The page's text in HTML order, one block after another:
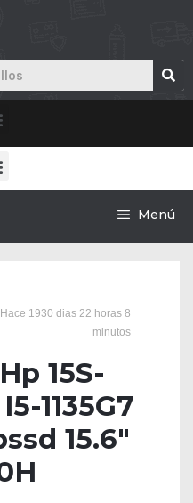
Menú
Hace 1930 dias 22 horas 8
minutos
15S-
1135G7
15.6″